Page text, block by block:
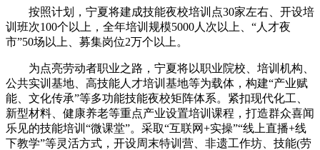
按照计划，宁夏将建成技能夜校培训点30家左右、开设培
训班次100个以上，全年培训规模5000人次以上、“人才夜
市”50场以上、募集岗位2万个以上。
为点亮劳动者职业之路，宁夏将以职业院校、培训机构、
公共实训基地、高技能人才培训基地等为载体，构建“产业赋
能、文化传承”等多功能技能夜校矩阵体系。紧扣现代化工、
新型材料、健康养老等重点产业设置培训课程，打造群众喜闻
乐见的技能培训“微课堂”。采取“互联网+实操”“线上直播+线
下教学”等灵活方式，开设周末特训营、非遗工作坊、技能(劳